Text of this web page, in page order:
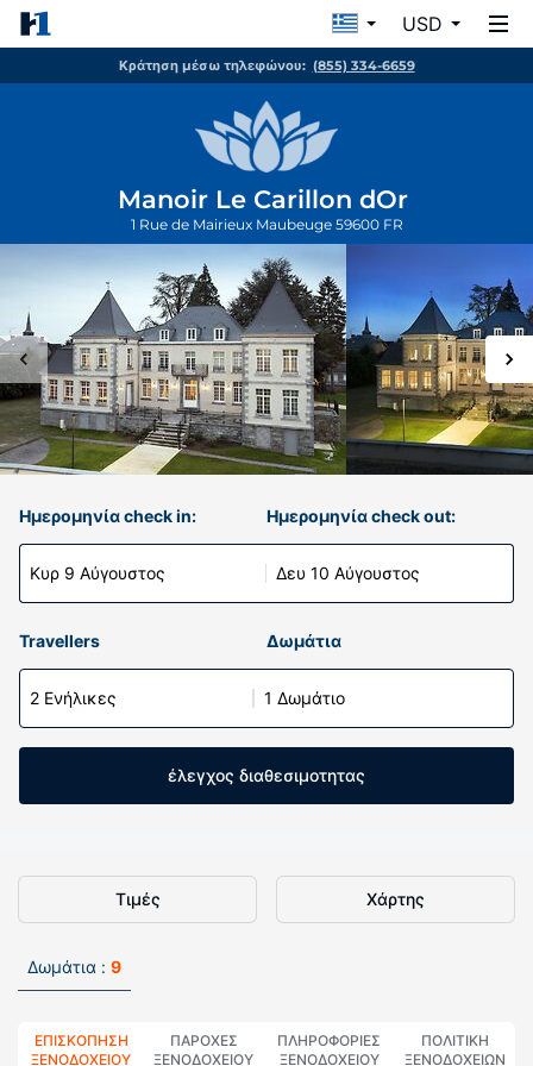
USD
Κράτηση μέσω τηλεφώνου: (855) 334-6659
Manoir Le Carillon dOr
1 Rue de Mairieux Maubeuge 59600 FR
Ημερομηνία check in:
Κυρ 9 Αύγουστος
Ημερομηνία check out:
Δευ 10 Αύγουστος
Travellers Δωμάτια
2 Ενήλικες 1 Δωμάτιο
έλεγχος διαθεσιμοτητας
Τιμές Χάρτης
Δωμάτια : 9
ΕΠΙΣΚΌΠΗΣΗ
ΞΕΝΟΔΟΧΕΊΟΥ
ΠΑΡΟΧΕΣ
ΞΕΝΟΔΟΧΕΙΟΥ
ΠΛΗΡΟΦΟΡΊΕΣ
ΞΕΝΟΔΟΧΕΊΟΥ
ΠΟΛΙΤΙΚΗ
ΞΕΝΟΔΟΧΕΊΩΝ